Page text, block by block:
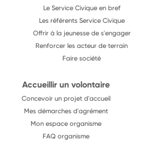
Le Service Civique en bref
Les référents Service Civique
Offrir à la jeunesse de s'engager
Renforcer les acteur de terrain
Faire société
Accueillir un volontaire
Concevoir un projet d'accueil
Mes démarches d'agrément
Mon espace organisme
FAQ organisme